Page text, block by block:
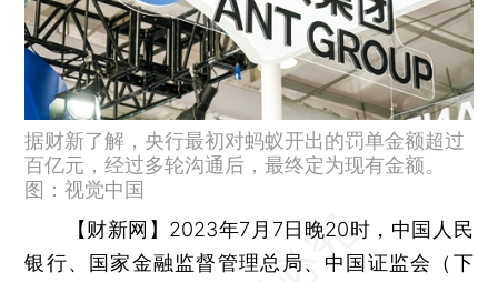
据财新了解，央行最初对蚂蚁开出的罚单金额超过
百亿元，经过多轮沟通后，最终定为现有金额。
图：视觉中国
【财新网】 2023年7月7日晚20时，中国人民
银行、国家金融监督管理总局、中国证监会（下